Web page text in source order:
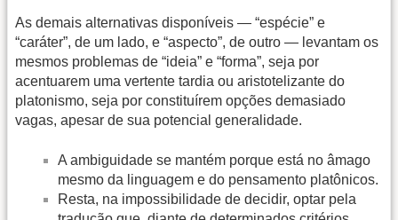
As demais alternativas disponíveis — “espécie” e
“caráter”, de um lado, e “aspecto”, de outro — levantam os
mesmos problemas de “ideia” e “forma”, seja por
acentuarem uma vertente tardia ou aristotelizante do
platonismo, seja por constituírem opções demasiado
vagas, apesar de sua potencial generalidade.
A ambiguidade se mantém porque está no âmago
mesmo da linguagem e do pensamento platônicos.
Resta, na impossibilidade de decidir, optar pela